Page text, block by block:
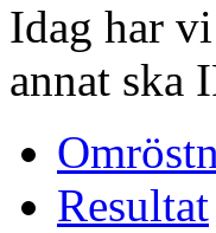
Idag har
annat ska
Resultat